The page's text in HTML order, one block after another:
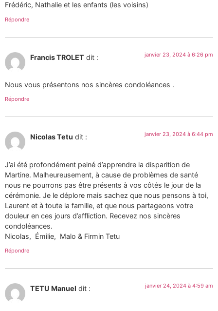
Frédéric, Nathalie et les enfants (les voisins)
Répondre
Francis TROLET dit : janvier 23, 2024 à 6:26 pm
Nous vous présentons nos sincères condoléances .
Répondre
Nicolas Tetu dit : janvier 23, 2024 à 6:44 pm
J’ai été profondément peiné d’apprendre la disparition de
Martine. Malheureusement, à cause de problèmes de santé
nous ne pourrons pas être présents à vos côtés le jour de la
cérémonie. Je le déplore mais sachez que nous pensons à toi,
Laurent et à toute la famille, et que nous partageons votre
douleur en ces jours d’affliction. Recevez nos sincères
condoléances.
Nicolas, Émilie, Malo & Firmin Tetu
Répondre
TETU Manuel dit : janvier 24, 2024 à 4:59 am